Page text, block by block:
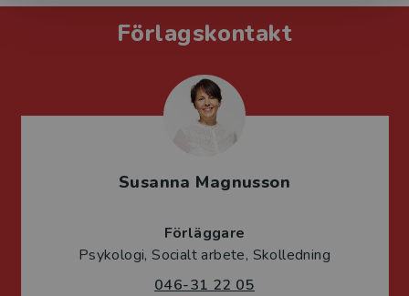
Förlagskontakt
Susanna Magnusson
Förläggare
Psykologi, Socialt arbete, Skolledning
046-31 22 05